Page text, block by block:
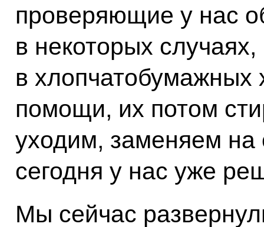
проверяющие у нас
в некоторых
в хлопчатобумажных
помощи, их потом
уходим, заменяем на
сегодня у нас уже
Мы сейчас